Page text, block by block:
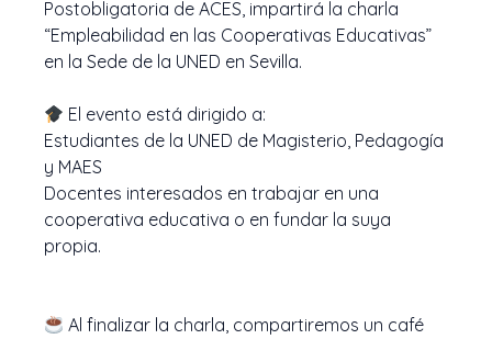
Postobligatoria de ACES, impartirá la charla
“Empleabilidad en las Cooperativas Educativas”
en la Sede de la UNED en Sevilla.
El evento está dirigido a:
Estudiantes de la UNED de Magisterio, Pedagogía
y MAES
Docentes interesados en trabajar en una
cooperativa educativa o en fundar la suya
propia.
Al finalizar la charla, compartiremos un café